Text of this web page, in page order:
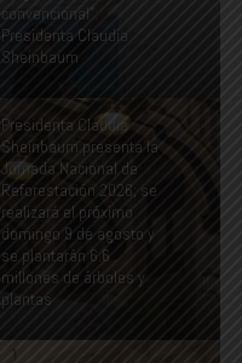
convencional”:
Presidenta Claudia
Sheinbaum
Presidenta Claudia
Sheinbaum presenta la
Jornada Nacional de
Reforestación 2026; se
realizará el próximo
domingo 9 de agosto y
se plantarán 6.6
millones de árboles y
plantas